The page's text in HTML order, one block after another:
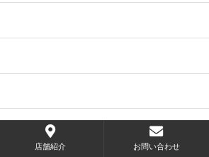
店舗紹介 お問い合わせ